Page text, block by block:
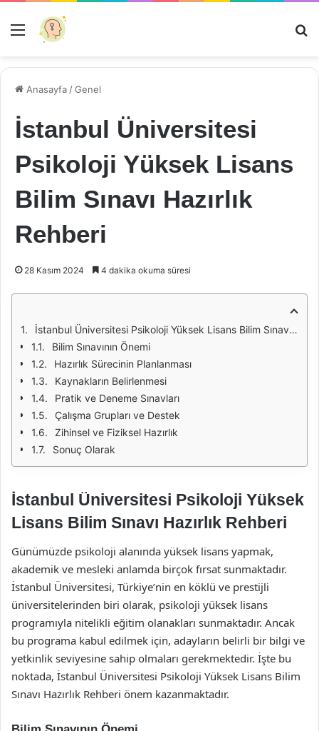
Menü
Anasayfa /Genel
İstanbul Üniversitesi
Psikoloji Yüksek Lisans
Bilim Sınavı Hazırlık
Rehberi
28 Kasım 2024 4 dakika okuma süresi
İstanbul Üniversitesi Psikoloji Yüksek Lisans Bilim Sınavı Hazırlık Rehberi
Bilim Sınavının Önemi
Hazırlık Sürecinin Planlanması
Kaynakların Belirlenmesi
Pratik ve Deneme Sınavları
Çalışma Grupları ve Destek
Zihinsel ve Fiziksel Hazırlık
Sonuç Olarak
İstanbul Üniversitesi Psikoloji Yüksek
Lisans Bilim Sınavı Hazırlık Rehberi
Günümüzde psikoloji alanında yüksek lisans yapmak,
akademik ve mesleki anlamda birçok fırsat sunmaktadır.
İstanbul Üniversitesi, Türkiye’nin en köklü ve prestijli
üniversitelerinden biri olarak, psikoloji yüksek lisans
programıyla nitelikli eğitim olanakları sunmaktadır. Ancak
bu programa kabul edilmek için, adayların belirli bir bilgi ve
yetkinlik seviyesine sahip olmaları gerekmektedir. İşte bu
noktada, İstanbul Üniversitesi Psikoloji Yüksek Lisans Bilim
Sınavı Hazırlık Rehberi önem kazanmaktadır.